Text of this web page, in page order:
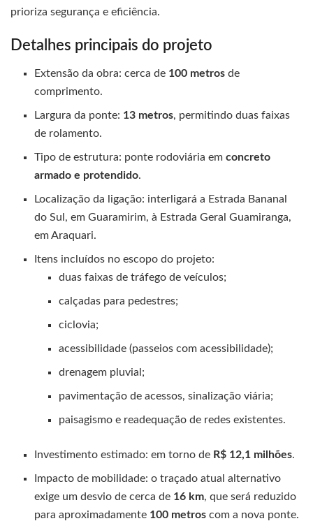
prioriza segurança e eficiência.
Detalhes principais do projeto
Extensão da obra: cerca de 100 metros de
comprimento.
Largura da ponte: 13 metros, permitindo duas faixas
de rolamento.
Tipo de estrutura: ponte rodoviária emconcreto
armado e protendido.
Localização da ligação: interligará a Estrada Bananal
do Sul, em Guaramirim, à Estrada Geral Guamiranga,
em Araquari.
Itens incluídos no escopo do projeto:
duas faixas de tráfego de veículos;
calçadas para pedestres;
ciclovia;
acessibilidade (passeios com acessibilidade);
drenagem pluvial;
pavimentação de acessos, sinalização viária;
paisagismo e readequação de redes existentes.
Investimento estimado: em torno de R$ 12,1 milhões.
Impacto de mobilidade: o traçado atual alternativo
exige um desvio de cerca de 16 km, que será reduzido
para aproximadamente 100 metros com a nova ponte.